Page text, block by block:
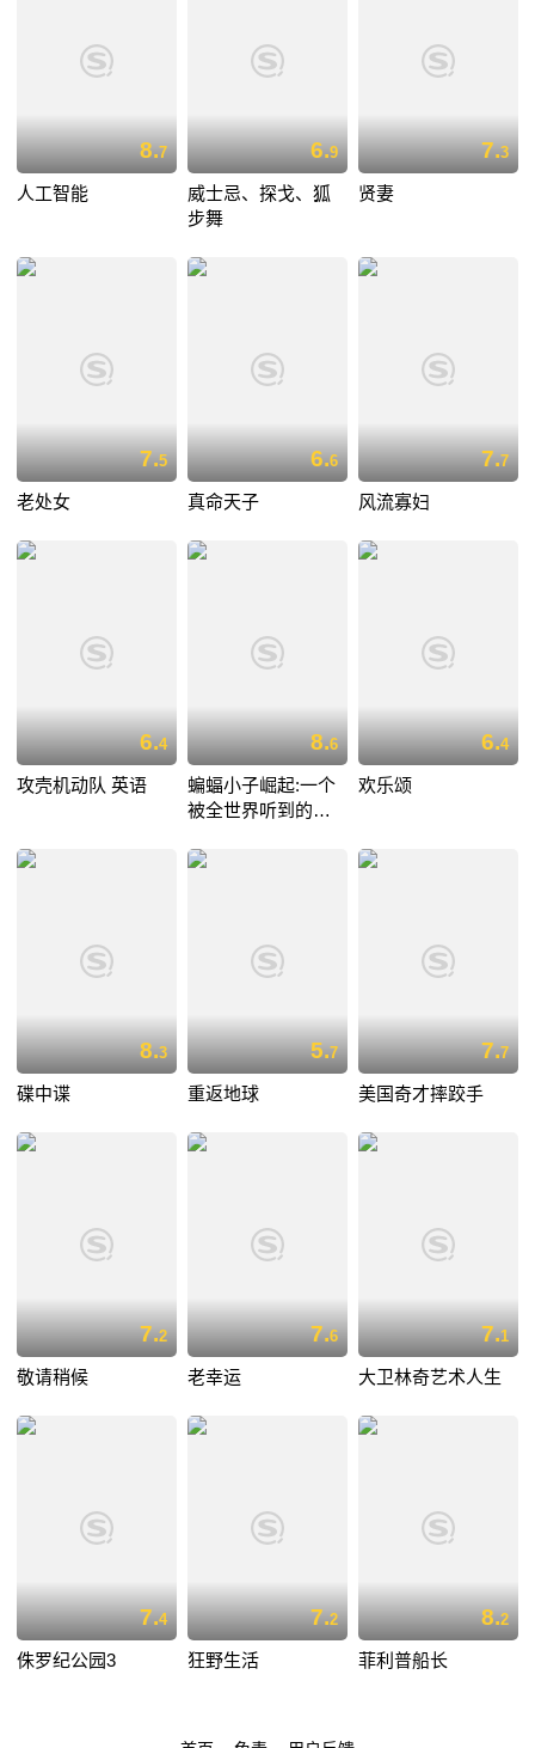
8.7
人工智能
6.9
威士忌、探戈、狐
步舞
7.3
贤妻
7.5
老处女
6.6
真命天子
7.7
风流寡妇
6.4
攻壳机动队 英语
8.6
蝙蝠小子崛起:一个
被全世界听到的愿
6.4
欢乐颂
8.3
碟中谍
5.7
重返地球
7.7
美国奇才摔跤手
7.2
敬请稍候
7.6
老幸运
7.1
大卫林奇艺术人生
7.4
侏罗纪公园3
7.2
狂野生活
8.2
菲利普船长